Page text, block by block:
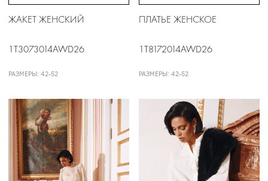
ЖАКЕТ ЖЕНСКИЙ
1T3073014AWD26
РАЗМЕРЫ: 42-52
ПЛАТЬЕ ЖЕНСКОЕ
1T8172014AWD26
РАЗМЕРЫ: 42-52